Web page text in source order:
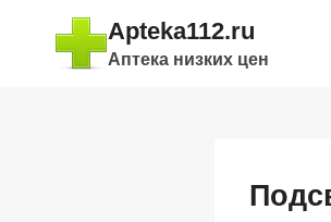
содержимому
Apteka112.ru
Аптека низких цен